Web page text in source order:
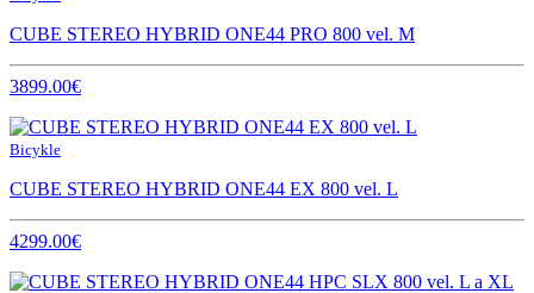
CUBE STEREO HYBRID ONE44 PRO 800 vel. M
3899.00€
Bicykle
CUBE STEREO HYBRID ONE44 EX 800 vel. L
4299.00€